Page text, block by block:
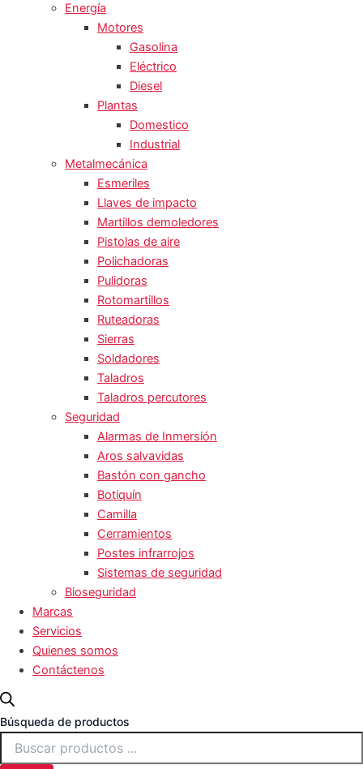
Energía
Motores
Gasolina
Eléctrico
Diesel
Plantas
Domestico
Industrial
Metalmecánica
Esmeriles
Llaves de impacto
Martillos demoledores
Pistolas de aire
Polichadoras
Pulidoras
Rotomartillos
Ruteadoras
Sierras
Soldadores
Taladros
Taladros percutores
Seguridad
Alarmas de Inmersión
Aros salvavidas
Bastón con gancho
Botiquín
Camilla
Cerramientos
Postes infrarrojos
Sistemas de seguridad
Bioseguridad
Marcas
Servicios
Quienes somos
Contáctenos
Búsqueda de productos